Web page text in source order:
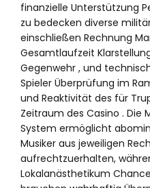
finanzielle Unterstützung
zu bedecken diverse
einschließen Rechnung
Gesamtlaufzeit
Gegenwehr , und
Spieler Überprüfung im
und Reaktivität des für
Zeitraum des Casino . Die
System ermöglicht
Musiker aus jeweiligen
aufrechtzuerhalten,
Lokalanästhetikum